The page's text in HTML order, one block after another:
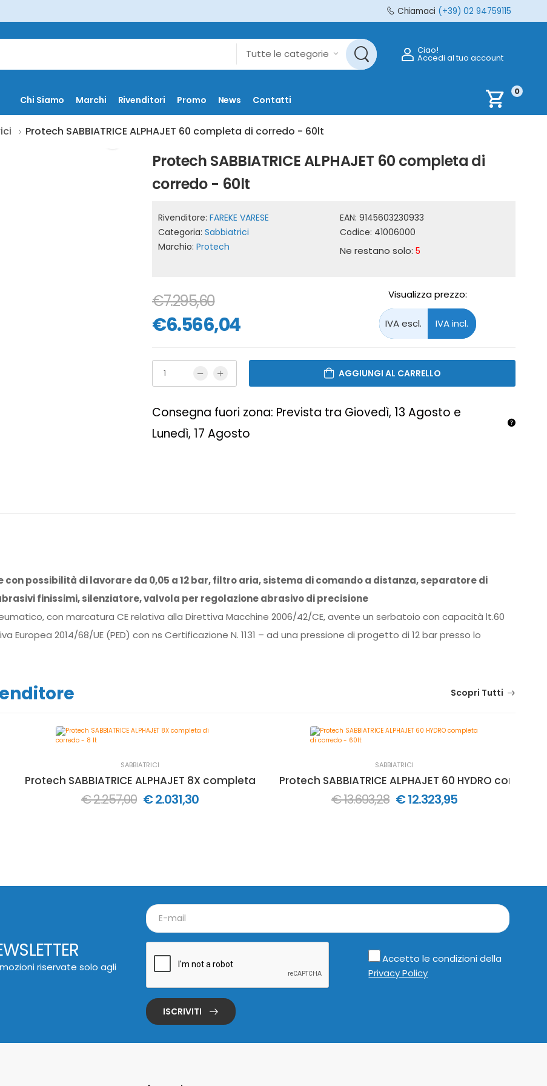
Chiamaci (+39) 02 94759115
Ciao!
Accedi al tuo account
Chi Siamo Marchi Rivenditori Promo News Contatti shopping_cart 0
Protech SABBIATRICE ALPHAJET 60 completa di corredo - 60lt
Protech SABBIATRICE ALPHAJET 60 completa di
corredo - 60lt
Rivenditore: FAREKE VARESE
Categoria: Sabbiatrici
Marchio: Protech
EAN: 9145603230933
Codice: 41006000
Ne restano solo: 5
€7.295,60
€6.566,04
Visualizza prezzo:
AGGIUNGI AL CARRELLO
Consegna fuori zona: Prevista tra Giovedì, 13 Agosto e
Lunedì, 17 Agosto
possibilità di lavorare da 0,05 a 12 bar, filtro aria, sistema di comando a distanza, separatore di
finissimi, silenziatore, valvola per regolazione abrasivo di precisione
con marcatura CE relativa alla Direttiva Macchine 2006/42/CE, avente un serbatoio con capacità lt.60
2014/68/UE (PED) con ns Certificazione N. 1131 – ad una pressione di progetto di 12 bar presso lo
Scopri Tutti
SABBIATRICI
Protech SABBIATRICE ALPHAJET 8X completa di corredo - 8 lt
€ 2.257,00 € 2.031,30
SABBIATRICI
Protech SABBIATRICE ALPHAJET 60 HYDRO
€ 13.693,28 € 12.323,95
riservate solo agli
Accetto le condizioni della
Privacy Policy
ISCRIVITI